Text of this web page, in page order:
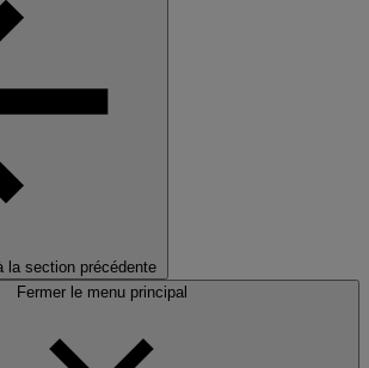
la section précédente
Fermer le menu principal